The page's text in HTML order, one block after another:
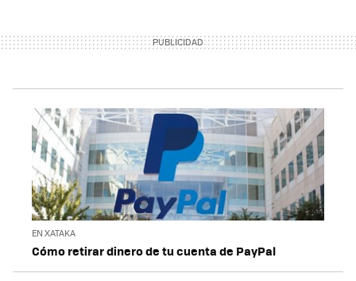
EN XATAKA
Cómo retirar dinero de tu cuenta de PayPal